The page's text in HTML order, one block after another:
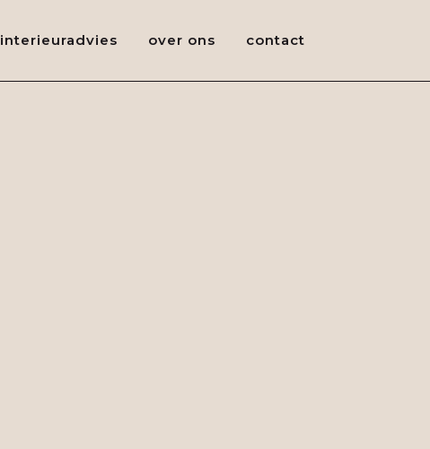
interieuradvies over ons contact